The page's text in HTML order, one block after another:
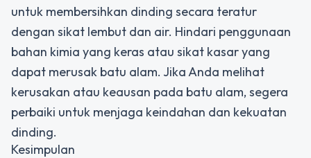
untuk membersihkan dinding secara teratur
dengan sikat lembut dan air. Hindari penggunaan
bahan kimia yang keras atau sikat kasar yang
dapat merusak batu alam. Jika Anda melihat
kerusakan atau keausan pada batu alam, segera
perbaiki untuk menjaga keindahan dan kekuatan
dinding.
Kesimpulan